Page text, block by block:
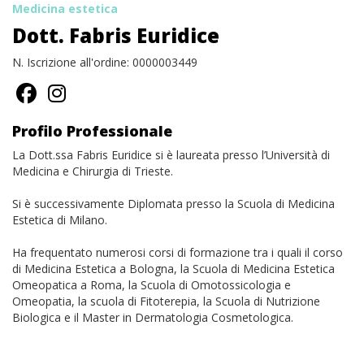
Medicina estetica
Dott. Fabris Euridice
N. Iscrizione all'ordine: 0000003449
Profilo Professionale
La Dott.ssa Fabris Euridice si è laureata presso l’Università di
Medicina e Chirurgia di Trieste.
Si è successivamente Diplomata presso la Scuola di Medicina
Estetica di Milano.
Ha frequentato numerosi corsi di formazione tra i quali il corso
di Medicina Estetica a Bologna, la Scuola di Medicina Estetica
Omeopatica a Roma, la Scuola di Omotossicologia e
Omeopatia, la scuola di Fitoterepia, la Scuola di Nutrizione
Biologica e il Master in Dermatologia Cosmetologica.